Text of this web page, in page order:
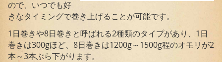
ので、いつでも好
きなタイミングで巻き上げることが可能です。
1日巻きや8日巻きと呼ばれる2種類のタイプがあり、1日
巻きは300gほど、8日巻きは1200g～1500g程のオモリが2
本～3本ぶら下がります。